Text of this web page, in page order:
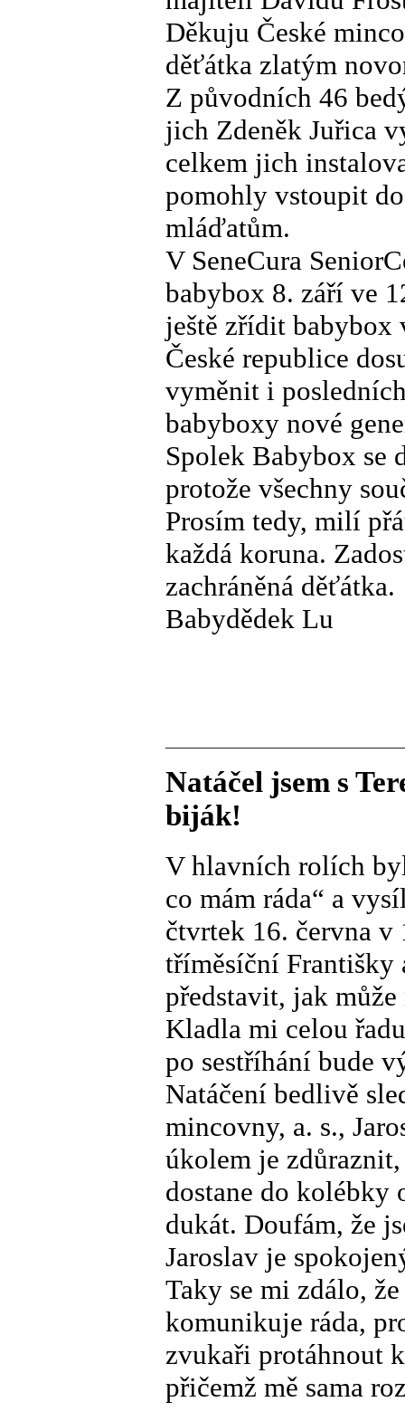
Děkuju České
děťátka zlatým
Z původních 46
jich Zdeněk Juřica
celkem jich
pomohly vstoupit
mláďatům.
V SeneCura
babybox 8. září ve
ještě zřídit babybox
České republice
vyměnit i
babyboxy nové
Spolek Babybox se
protože všechny
Prosím tedy, milí
každá koruna.
zachráněná děťátka.
Babydědek Lu
Natáčel jsem s
biják!
V hlavních rolích
co mám ráda“ a
čtvrtek 16. června v
tříměsíční Františky
představit, jak
Kladla mi celou
po sestříhání bude
Natáčení bedlivě
mincovny, a. s.,
úkolem je
dostane do kolébky
dukát. Doufám, že
Jaroslav je
Taky se mi zdálo,
komunikuje ráda,
zvukaři protáhnout
přičemž mě sama